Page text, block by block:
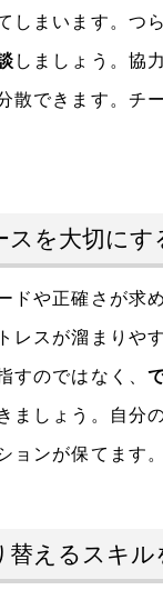
しまいます。つ
しましょう。協
散できます。チ
を大切にす
ドや正確さが求
レスが溜まりや
すのではなく、
ましょう。自分
ョンが保てます。
えるスキル